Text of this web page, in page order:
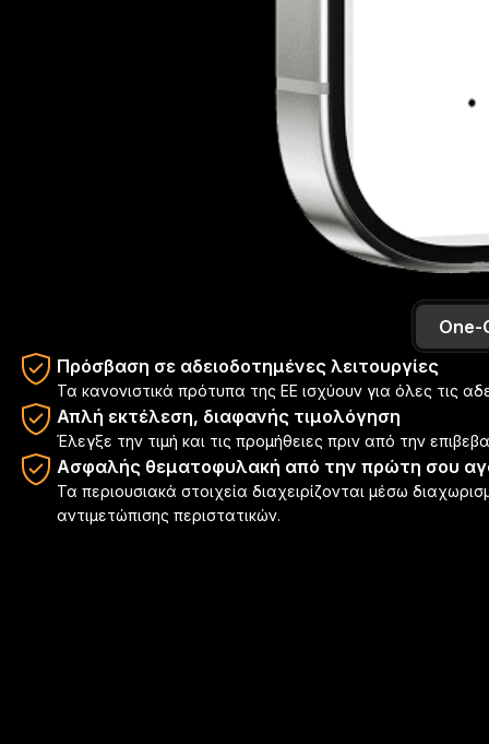
Ζωντανά κρύπτο. Πλήρωσε παντού.
Get up to 10% back.
Επίλεξε κρύπτο ή fiat όταν πληρώνεις
3M+
Χρήστες
100+
Χώρες και περιοχές
€0
Ετήσια προμήθεια κάρτας